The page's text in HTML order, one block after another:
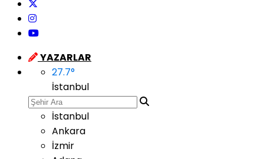
YAZARLAR
27.7°
İstanbul
İstanbul
Ankara
İzmir